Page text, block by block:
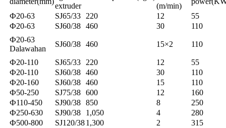
extruder
(m/min)
Ф20-63
SJ65/33 220 12
55
Ф20-63
SJ60/38 460 30
110
Ф20-63
Dalawahan
SJ60/38 460 15×2 110
Ф20-110 SJ65/33 220 12
55
Ф20-110
SJ60/38 460 30
110
Ф20-160
SJ60/38 460 15
110
Ф50-250
SJ75/38 600 12
160
Ф110-450
SJ90/38 850 8
250
Ф250-630
SJ90/38 1,050 4
280
Ф500-800
SJ120/381,300 2
315